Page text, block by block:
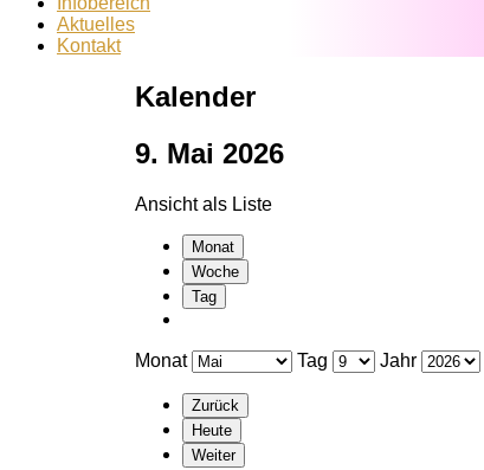
Aktuelles
Kontakt
Kalender
9. Mai 2026
Ansicht als Liste
Monat
Woche
Tag
Monat Tag Jahr
Zurück
Heute
Weiter